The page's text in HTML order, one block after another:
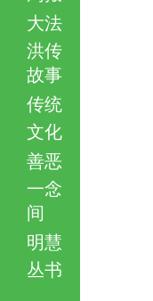
大法
洪传
故事
传统
文化
善恶
一念
间
明慧
丛书